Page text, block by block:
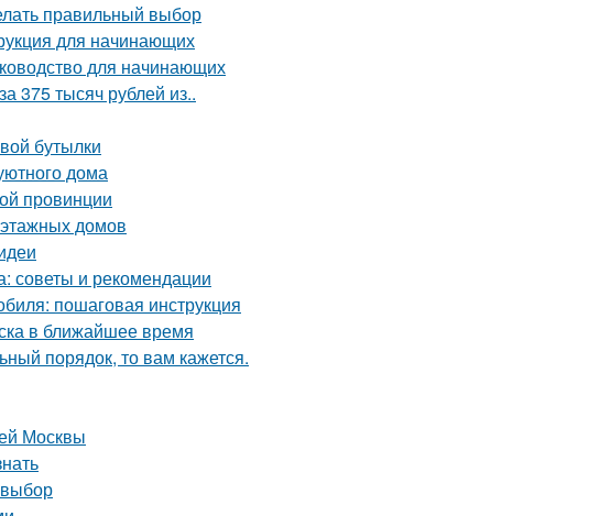
правильный выбор
для начинающих
для начинающих
375 тысяч рублей из..
бутылки
дома
провинции
домов
советы и рекомендации
пошаговая инструкция
в ближайшее время
порядок, то вам кажется.
Москвы
выбор